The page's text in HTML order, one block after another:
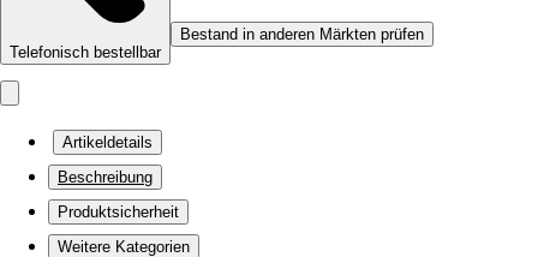
Telefonisch bestellbar
Bestand in anderen Märkten prüfen
Artikeldetails
Beschreibung
Produktsicherheit
Weitere Kategorien